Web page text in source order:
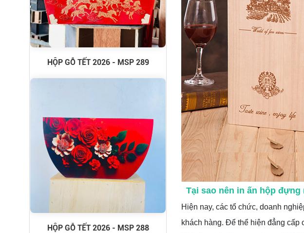
HỘP GỖ TẾT 2026 - MSP 289
HỘP GỖ TẾT 2026 - MSP 288
Tại sao nên in ấn hộp
Hiện nay, các tổ chức, doanh
khách hàng. Để thể hiện đẳng